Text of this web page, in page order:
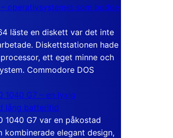
operativsystemet som bodde
läste en diskett var det inte
Diskettstationen hade
ett eget minne och
Commodore DOS
1040 G7 – en lyxig
lång batteritid
1040 G7 var en påkostad
kombinerade elegant design,